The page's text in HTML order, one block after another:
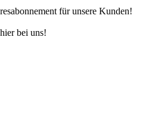
für unsere Kunden!
bei uns!